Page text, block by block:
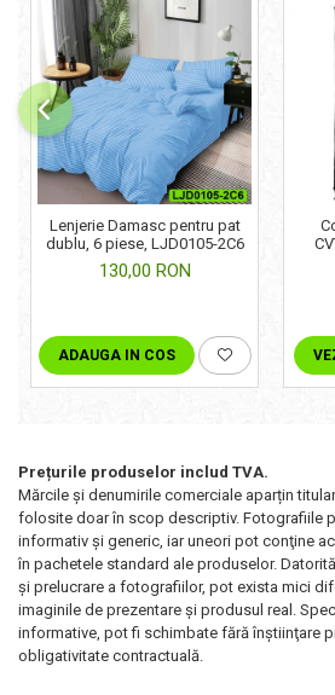
Lenjerie Damasc pentru pat
dublu, 6 piese, LJD0105-2C6
130,00 RON
ADAUGA IN COS
Prețurile produselor includ TVA.
Mărcile și denumirile comerciale aparțin
folosite doar în scop descriptiv. Fotografiile
informativ şi generic, iar uneori pot conţine
în pachetele standard ale produselor.
și prelucrare a fotografiilor, pot exista mici
imaginile de prezentare și produsul real.
informative, pot fi schimbate fără înştiinţare
obligativitate contractuală.